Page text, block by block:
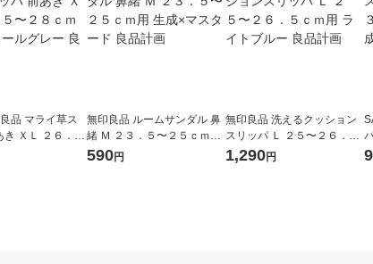
品 マライ草ス
き ＸＬ ２６．
用 チャコール
無印良品 ルームサンダル 鼻
緒 Ｍ ２３．５〜２５ｃｍ用
生成×マスタード 良品計画
590円
無印良品 洗えるクッション
スリッパ Ｌ ２５〜２６．５
ｃｍ用 ライトブルー 良品計
1,290円